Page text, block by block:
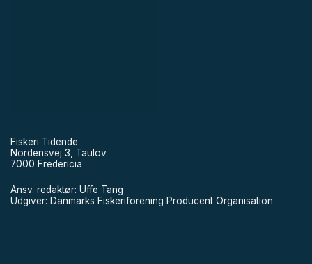
Fiskeri Tidende
Nordensvej 3, Taulov
7000 Fredericia
Ansv. redaktør: Uffe Tang
Udgiver: Danmarks Fiskeriforening Producent Organisation